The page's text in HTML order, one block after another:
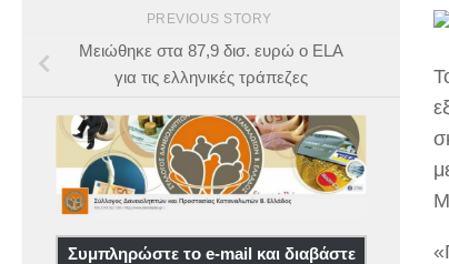
PREVIOUS STORY
Μειώθηκε στα 87,9 δισ. ευρώ ο ELA
για τις ελληνικές τράπεζες
Συμπληρώστε το e-mail και διαβάστε